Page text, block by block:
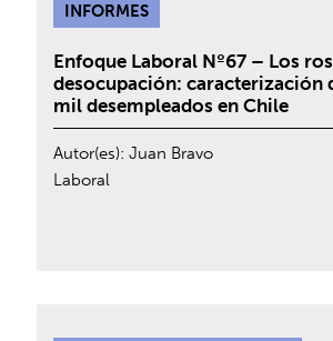
INFORMES
Enfoque Laboral Nº67 – Los
desocupación: caracterización
mil desempleados en Chile
Autor(es):Juan Bravo
Laboral